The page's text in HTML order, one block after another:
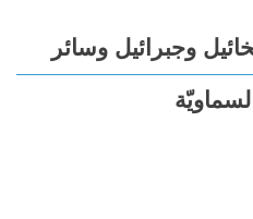
وجبرائيل وسائر